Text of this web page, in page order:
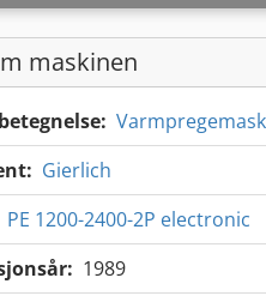
maskinen
Gierlich
PE 1200-2400-2P electronic
1989